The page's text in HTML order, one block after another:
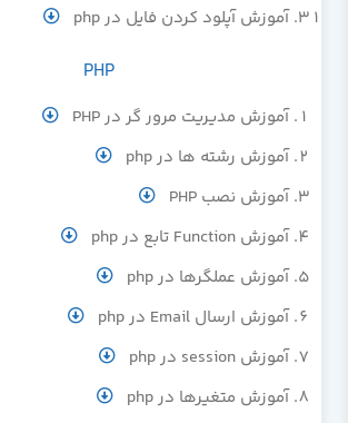
آموزش آپلود کردن فایل در php
PHP
آموزش مدیریت مرور گر در PHP
آموزش رشته ها در php
آموزش نصب PHP
آموزش Function تابع در php
آموزش عملگرها در php
آموزش ارسال Email در php
آموزش session در php
آموزش متغیرها در php